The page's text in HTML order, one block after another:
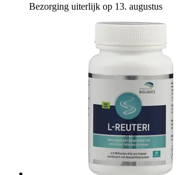
Bezorging uiterlijk op 13. augustus